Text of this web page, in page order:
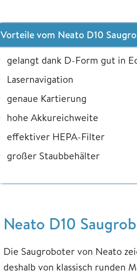
Vorteile vom Neato D10
gelangt dank D-Form gut in
Lasernavigation
genaue Kartierung
hohe Akkureichweite
effektiver HEPA-Filter
großer Staubbehälter
Neato D10
Die Saugroboter von Neato
deshalb von klassisch runden